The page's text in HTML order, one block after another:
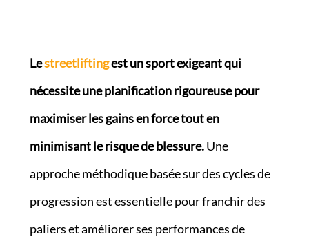
Lestreetliftingest un sport exigeant qui
nécessite une planification rigoureuse pour
maximiser les gains en force tout en
minimisant le risque de blessure.Une
approche méthodique basée sur des cycles de
progression est essentielle pour franchir des
paliers et améliorer ses performances de